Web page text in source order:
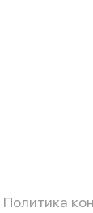
Политика